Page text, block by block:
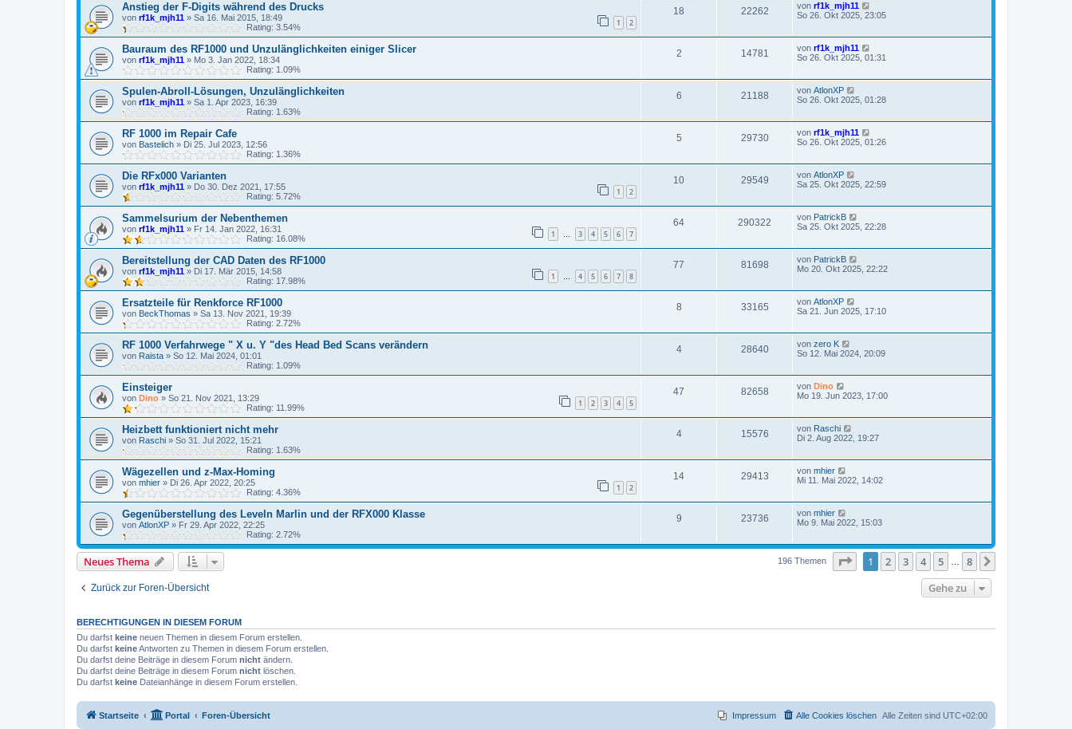
Anstieg der F-Digits während des Drucks
von rf1k_mjh11 » Sa 16. Mai 2015, 18:49 1 2
Rating: 3.54%
18 22262 von rf1k_mjh11
So 26. Okt 2025, 23:05
Bauraum des RF1000 und Unzulänglichkeiten einiger Slicer
von rf1k_mjh11 » Mo 3. Jan 2022, 18:34
Rating: 1.09%
2 14781 von rf1k_mjh11
So 26. Okt 2025, 01:31
Spulen-Abroll-Lösungen, Unzulänglichkeiten
von rf1k_mjh11 » Sa 1. Apr 2023, 16:39
Rating: 1.63%
6 21188 von AtlonXP
So 26. Okt 2025, 01:28
RF 1000 im Repair Cafe
von Bastelich » Di 25. Jul 2023, 12:56
Rating: 1.36%
5 29730 von rf1k_mjh11
So 26. Okt 2025, 01:26
Die RFx000 Varianten
von rf1k_mjh11 » Do 30. Dez 2021, 17:55 1 2
Rating: 5.72%
10 29549 von AtlonXP
Sa 25. Okt 2025, 22:59
Sammelsurium der Nebenthemen
von rf1k_mjh11 » Fr 14. Jan 2022, 16:31 1 … 3 4 5 6 7
Rating: 16.08%
64 290322 von PatrickB
Sa 25. Okt 2025, 22:28
Bereitstellung der CAD Daten des RF1000
von rf1k_mjh11 » Di 17. Mär 2015, 14:58 1 … 4 5 6 7 8
Rating: 17.98%
77 81698 von PatrickB
Mo 20. Okt 2025, 22:22
Ersatzteile für Renkforce RF1000
von BeckThomas » Sa 13. Nov 2021, 19:39
Rating: 2.72%
8 33165 von AtlonXP
Sa 21. Jun 2025, 17:10
RF 1000 Verfahrwege " X u. Y "des Head Bed Scans verändern
von Raista » So 12. Mai 2024, 01:01
Rating: 1.09%
4 28640 von zero K
So 12. Mai 2024, 20:09
Einsteiger
von Dino » So 21. Nov 2021, 13:29 1 2 3 4 5
Rating: 11.99%
47 82658 von Dino
Mo 19. Jun 2023, 17:00
Heizbett funktioniert nicht mehr
von Raschi » So 31. Jul 2022, 15:21
Rating: 1.63%
4 15576 von Raschi
Di 2. Aug 2022, 19:27
Wägezellen und z-Max-Homing
von mhier » Di 26. Apr 2022, 20:25 1 2
Rating: 4.36%
14 29413 von mhier
Mi 11. Mai 2022, 14:02
Gegenüberstellung des Leveln Marlin und der RFX000 Klasse
von AtlonXP » Fr 29. Apr 2022, 22:25
Rating: 2.72%
9 23736 von mhier
Mo 9. Mai 2022, 15:03
Neues Thema 196 Themen Seite von8
1 2 3 4 5 8
Zurück zur Foren-Übersicht Gehe zu
BERECHTIGUNGEN IN DIESEM FORUM
Du darfst keine neuen Themen in diesem Forum erstellen.
Du darfst keineAntworten zu Themen in diesem Forum erstellen.
Du darfst deine Beiträge in diesem Forum nicht ändern.
Du darfst deine Beiträge in diesem Forum nicht löschen.
Du darfst keine Dateianhänge in diesem Forum erstellen.
Startseite Portal Foren-Übersicht Alle Zeiten sind UTC+02:00
Alle Cookies löschen
Impressum